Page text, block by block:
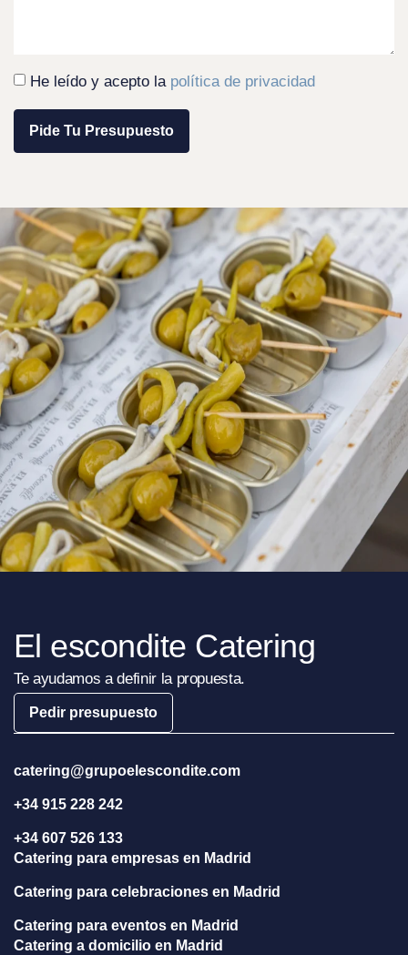
He leído y acepto la política de privacidad
Pide Tu Presupuesto
El escondite Catering
Te ayudamos a definir la propuesta.
Pedir presupuesto
catering@grupoelescondite.com
+34 915 228 242
+34 607 526 133
Catering para empresas en Madrid
Catering para celebraciones en Madrid
Catering para eventos en Madrid
Catering a domicilio en Madrid